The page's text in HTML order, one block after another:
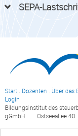
SEPA-
Start Dozenten Über das
Login
Bildungsinstitut des
gGmbH . Ostseeallee